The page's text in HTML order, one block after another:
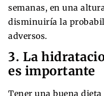
semanas, en una
disminuiría la
adversos.
3. La
es importante
Tener una buena